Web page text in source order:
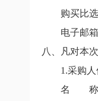
购买比选
电子邮箱
八、凡对本
1.采购人
名 称：